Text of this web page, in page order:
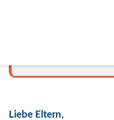
Liebe Eltern,